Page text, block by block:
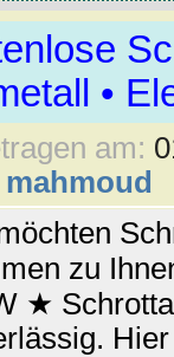
•
am:
mahmoud
zu
★